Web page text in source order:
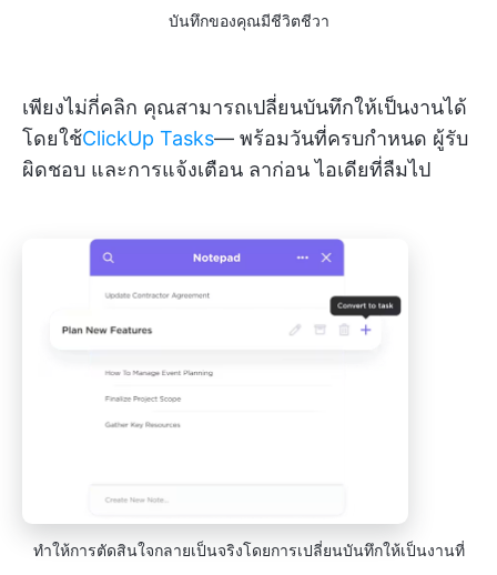
บันทึกของคุณมีชีวิตชีวา
เพียงไม่กี่คลิก คุณสามารถเปลี่ยนบันทึกให้เป็นงานได้
โดยใช้ClickUp Tasks— พร้อมวันที่ครบกำหนด ผู้รับ
ผิดชอบ และการแจ้งเตือน ลาก่อน ไอเดียที่ลืมไป
ทำให้การตัดสินใจกลายเป็นจริงโดยการเปลี่ยนบันทึกให้เป็นงานที่